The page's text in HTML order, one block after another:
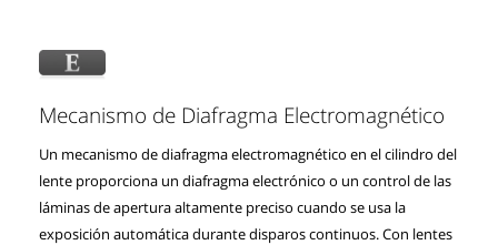
Mecanismo de Diafragma Electromagnético
Un mecanismo de diafragma electromagnético en el cilindro del
lente proporciona un diafragma electrónico o un control de las
láminas de apertura altamente preciso cuando se usa la
exposición automática durante disparos continuos. Con lentes